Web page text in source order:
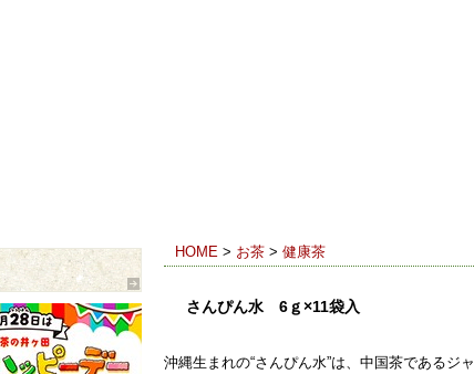
HOME > お茶 > 健康茶
さんぴん水 6ｇ×11袋入
沖縄生まれの“さんぴん水”は、中国茶であるジ